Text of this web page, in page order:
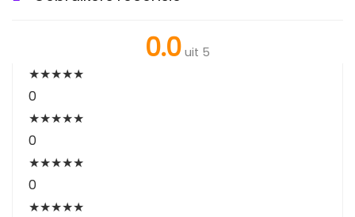
0.0 uit 5
★★★★★
0
★★★★★
0
★★★★★
0
★★★★★